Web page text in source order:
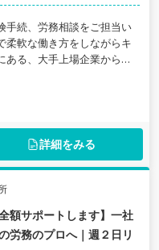
手続、労務相談をご担当い
柔軟な働き方をしながらキ
ある、大手上場企業から中
人の求人です。
詳細をみる
額サポートします】一社
労務のプロへ｜週２日リ